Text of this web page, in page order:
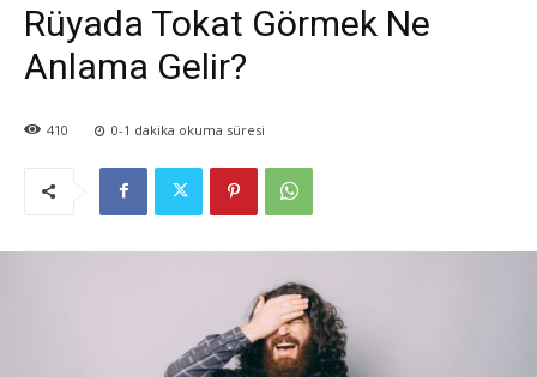
Rüyada Tokat Görmek Ne
Anlama Gelir?
410 0-1 dakika okuma süresi